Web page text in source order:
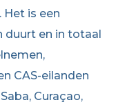
Het is een
duurt en in totaal
CAS-eilanden
Curaçao,